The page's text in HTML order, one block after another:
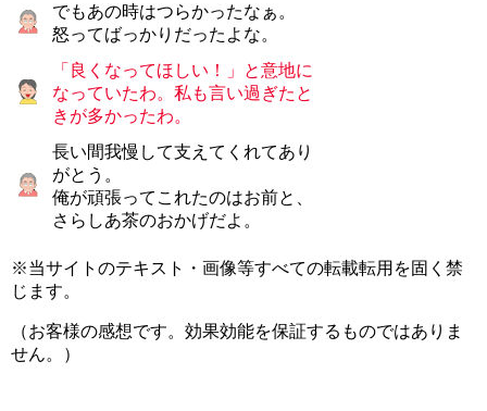
でもあの時はつらかったなぁ。
怒ってばっかりだったよな。
「良くなってほしい！」と意地に
なっていたわ。私も言い過ぎたと
きが多かったわ。
長い間我慢して支えてくれてあり
がとう。
俺が頑張ってこれたのはお前と、
さらしあ茶のおかげだよ。
※当サイトのテキスト・画像等すべての転載転用を固く禁
じます。
（お客様の感想です。効果効能を保証するものではありま
せん。）